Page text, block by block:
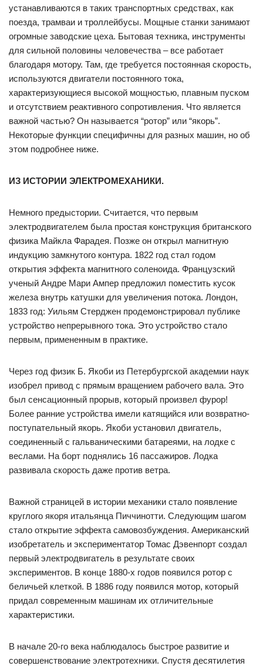
устанавливаются в таких транспортных средствах, как
поезда, трамваи и троллейбусы. Мощные станки занимают
огромные заводские цеха. Бытовая техника, инструменты
для сильной половины человечества – все работает
благодаря мотору. Там, где требуется постоянная скорость,
используются двигатели постоянного тока,
характеризующиеся высокой мощностью, плавным пуском
и отсутствием реактивного сопротивления. Что является
важной частью? Он называется “ротор” или “якорь”.
Некоторые функции специфичны для разных машин, но об
этом подробнее ниже.
ИЗ ИСТОРИИ ЭЛЕКТРОМЕХАНИКИ.
Немного предыстории. Считается, что первым
электродвигателем была простая конструкция британского
физика Майкла Фарадея. Позже он открыл магнитную
индукцию замкнутого контура. 1822 год стал годом
открытия эффекта магнитного соленоида. Французский
ученый Андре Мари Ампер предложил поместить кусок
железа внутрь катушки для увеличения потока. Лондон,
1833 год: Уильям Стерджен продемонстрировал публике
устройство непрерывного тока. Это устройство стало
первым, примененным в практике.
Через год физик Б. Якоби из Петербургской академии наук
изобрел привод с прямым вращением рабочего вала. Это
был сенсационный прорыв, который произвел фурор!
Более ранние устройства имели катящийся или возвратно-
поступательный якорь. Якоби установил двигатель,
соединенный с гальваническими батареями, на лодке с
веслами. На борт поднялись 16 пассажиров. Лодка
развивала скорость даже против ветра.
Важной страницей в истории механики стало появление
круглого якоря итальянца Пиччинотти. Следующим шагом
стало открытие эффекта самовозбуждения. Американский
изобретатель и экспериментатор Томас Дэвенпорт создал
первый электродвигатель в результате своих
экспериментов. В конце 1880-х годов появился ротор с
беличьей клеткой. В 1886 году появился мотор, который
придал современным машинам их отличительные
характеристики.
В начале 20-го века наблюдалось быстрое развитие и
совершенствование электротехники. Спустя десятилетия